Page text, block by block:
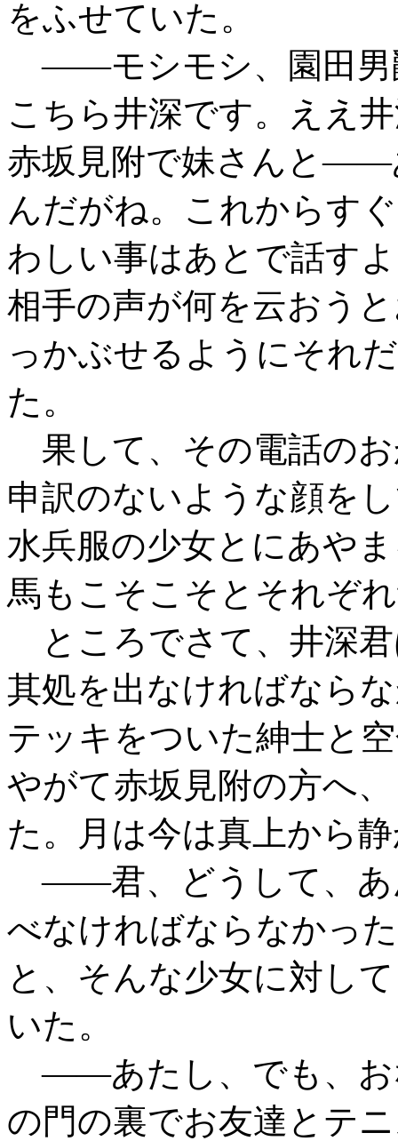
をふせていた。
――モシモシ、園田男
こちら井深です。ええ
赤坂見附で妹さんと――
んだがね。これからす
わしい事はあとで話す
相手の声が何を云おう
っかぶせるようにそれ
た。
果して、その電話の
申訳のないような顔を
水兵服の少女とにあや
馬もこそこそとそれぞ
ところでさて、井深
其処を出なければなら
テッキをついた紳士と
やがて赤坂見附の方へ
た。月は今は真上から
――君、どうして、あ
べなければならなかっ
と、そんな少女に対し
いた。
――あたし、でも、お
の門の裏でお友達とテ